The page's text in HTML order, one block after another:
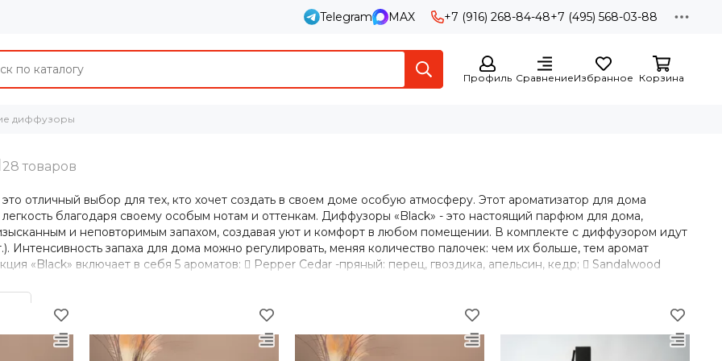
Telegram MAX +7 (916) 268-84-48+7 (495) 568-03-88
Профиль СравнениеИзбранное Корзина
диффузоры
отличный выбор для тех, кто хочет создать в своем доме особую атмосферу. Этот ароматизатор для дома
легкость благодаря своему особым нотам и оттенкам. Диффузоры «Black» - это настоящий парфюм для дома,
и неповторимым запахом, создавая уют и комфорт в любом помещении. В комплекте с диффузором идут
Интенсивность запаха для дома можно регулировать, меняя количество палочек: чем их больше, тем аромат
«Black» включает в себя 5 ароматов:  Pepper Cedar -пряный: перец, гвоздика, апельсин, кедр;  Sandalwood
кедр, сандал, фиалка, кардамон;  Satin Rose - фруктовый: персик, роза, агаровое дерево, черная смородина, личи;
цветок апельсина, фрезия, груша, цитрус;  Wine Scent - терпкий: виноград, апельсин, ваниль;
«Crystal» - революция в мире домашнего ароматизирования! Представляем вам инновационный продукт
природной эстетики и изысканных ароматов, создающих неповторимую атмосферу в любом помещении. Что